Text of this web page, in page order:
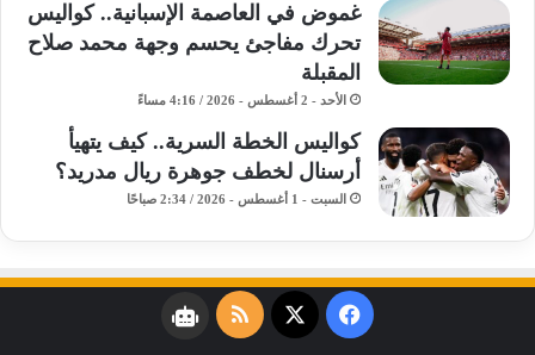
غموض في العاصمة الإسبانية.. كواليس
تحرك مفاجئ يحسم وجهة محمد صلاح
المقبلة
الأحد - 2 أغسطس - 2026 / 4:16 مساءً
كواليس الخطة السرية.. كيف يتهيأ
أرسنال لخطف جوهرة ريال مدريد؟
السبت - 1 أغسطس - 2026 / 2:34 صباحًا
فيسبوك
‫X
ملخصنبض